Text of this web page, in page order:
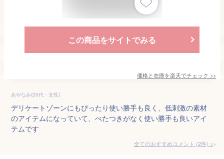
この商品をサイトでみる
価格と在庫を楽天でチェック >>
あやなみ(20代・女性)
デリケートゾーンにもぴったり使い勝手も良く、低刺激の素材
のアイテムになっていて、べたつきがなく使い勝手も良いアイ
テムです
全てのおすすめコメント (2件) >